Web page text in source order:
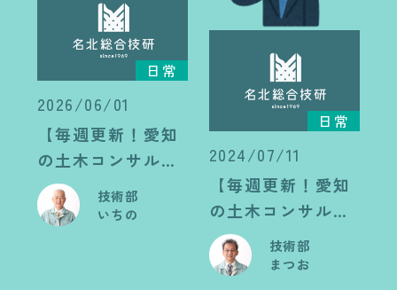
日常
2026/06/01
【毎週更新！愛知
の土木コンサル日
記】チャレンジ：
魚のあら料理
技術部
いちの
日常
2024/07/11
【毎週更新！愛知
の土木コンサル日
記】「もうこんな
に暑い」
技術部
まつお